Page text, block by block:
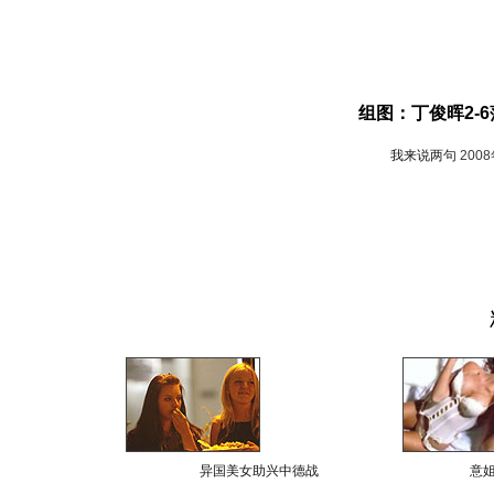
组图：丁俊晖2-
我来说两句 2008
异国美女助兴中德战 意